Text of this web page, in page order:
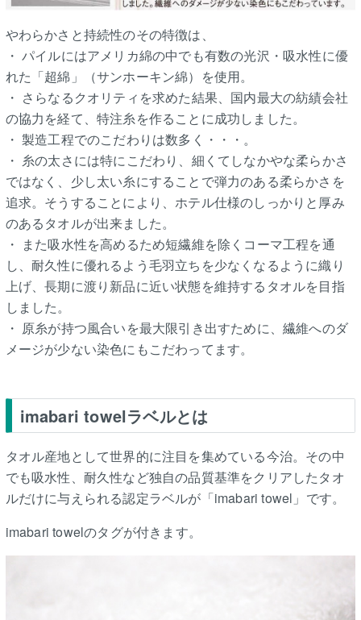
やわらかさと持続性のその特徴は、
・ パイルにはアメリカ綿の中でも有数の光沢・吸水性に優
れた「超綿」（サンホーキン綿）を使用。
・ さらなるクオリティを求めた結果、国内最大の紡績会社
の協力を経て、特注糸を作ることに成功しました。
・ 製造工程でのこだわりは数多く・・・。
・ 糸の太さには特にこだわり、細くてしなかやな柔らかさ
ではなく、少し太い糸にすることで弾力のある柔らかさを
追求。そうすることにより、ホテル仕様のしっかりと厚み
のあるタオルが出来ました。
・ また吸水性を高めるため短繊維を除くコーマ工程を通
し、耐久性に優れるよう毛羽立ちを少なくなるように織り
上げ、長期に渡り新品に近い状態を維持するタオルを目指
しました。
・ 原糸が持つ風合いを最大限引き出すために、繊維へのダ
メージが少ない染色にもこだわってます。
imabari towelラベルとは
タオル産地として世界的に注目を集めている今治。その中
でも吸水性、耐久性など独自の品質基準をクリアしたタオ
ルだけに与えられる認定ラベルが「imabari towel」です。
imabari towelのタグが付きます。